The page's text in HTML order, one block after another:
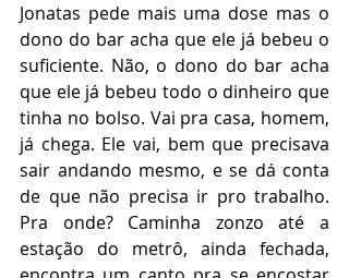
Jonatas pede mais uma dose mas o
dono do bar acha que ele já bebeu o
suficiente. Não, o dono do bar acha
que ele já bebeu todo o dinheiro que
tinha no bolso. Vai pra casa, homem,
já chega. Ele vai, bem que precisava
sair andando mesmo, e se dá conta
de que não precisa ir pro trabalho.
Pra onde? Caminha zonzo até a
estação do metrô, ainda fechada,